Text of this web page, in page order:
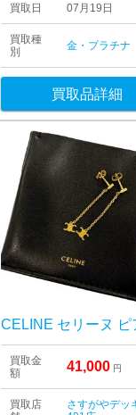
買取日 07月19日
買取種
別
金・プラチナ
買取品詳細
CELINE セリーヌ ピ
買取金
額
41,000 円
買取店
さすがやデッ